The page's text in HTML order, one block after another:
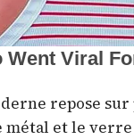
repose
métal et le